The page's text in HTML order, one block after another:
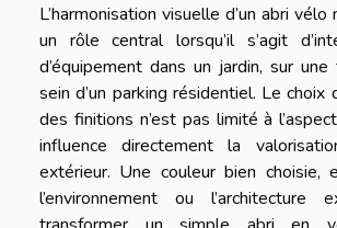
L’harmonisation visuelle d’un abri
un rôle central lorsqu’il s’agit
d’équipement dans un jardin, sur
sein d’un parking résidentiel. Le choix
des finitions n’est pas limité à
influence directement la
extérieur. Une couleur bien choisie,
l’environnement ou l’architecture